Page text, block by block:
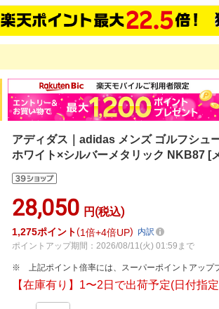
アディダス｜adidas メンズ ゴルフシュ
ホワイト×シルバーメタリック NKB87 [
28,050 円(税込)
1,275ポイント 1倍 4倍UP
内訳
ポイントアップ期間：2026/08/11(火) 01:59まで
上記ポイント倍率には、スーパーポイントアップ
【在庫有り】1〜2日で出荷予定(日付指